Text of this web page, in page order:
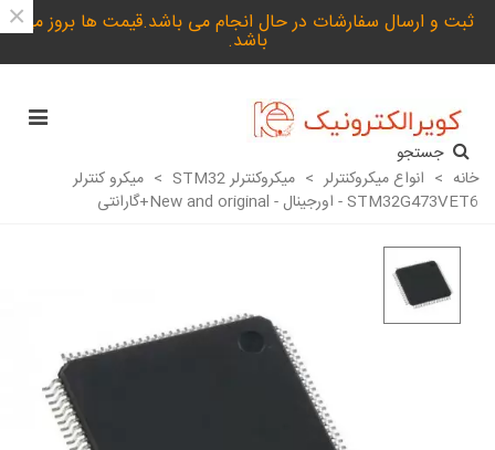
ثبت و ارسال سفارشات در حال انجام می باشد.قیمت ها بروز می
باشد.
×
جستجو
خانه > انواع میکروکنترلر > میکروکنترلر STM32 > میکرو کنترلر
STM32G473VET6 - اورجینال - New and original+گارانتی